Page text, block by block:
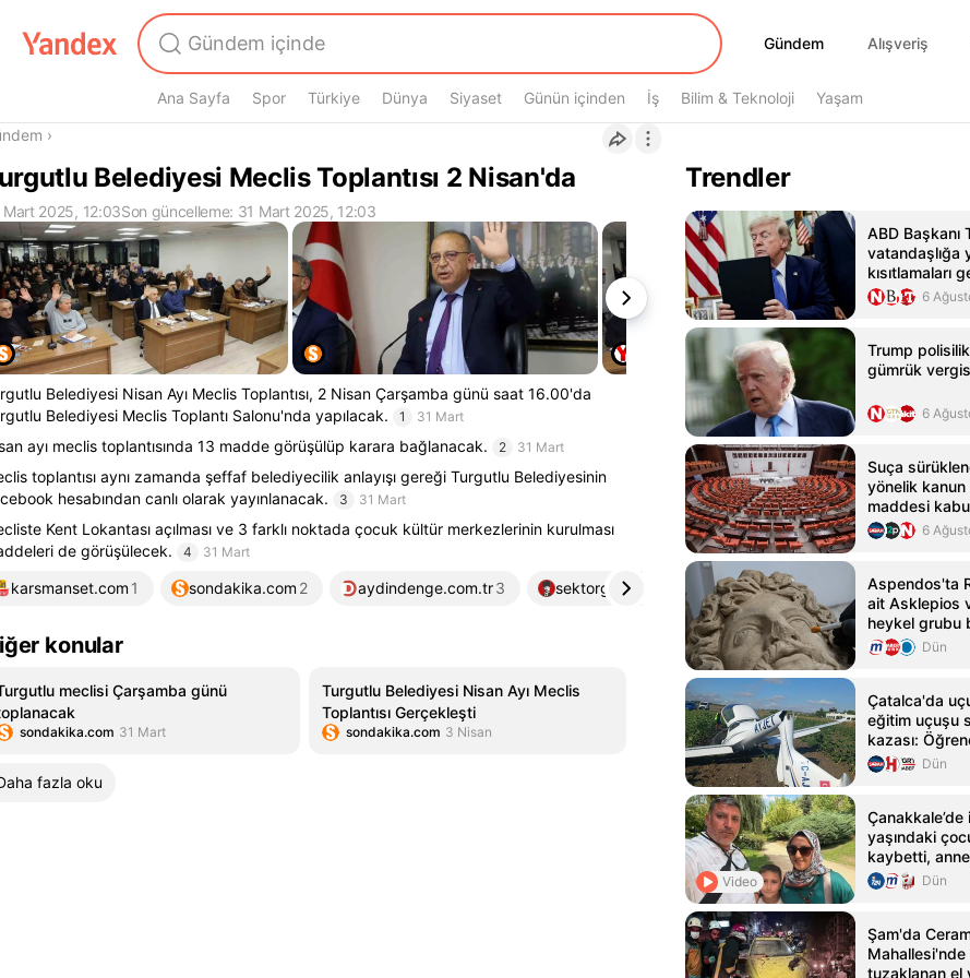
Gündem
Gündem Alışveriş
Ana Sayfa Spor Türkiye Dünya Siyaset Günün içinden İş Bilim & Teknoloji Yaşam
›
Belediyesi Meclis Toplantısı 2 Nisan'da
Mart 2025, 12:03Son güncelleme: 31 Mart 2025, 12:03
Belediyesi Nisan Ayı Meclis Toplantısı, 2 Nisan Çarşamba günü saat 16.00'da
Belediyesi Meclis Toplantı Salonu'nda yapılacak.
1 31 Mart
ayı meclis toplantısında 13 madde görüşülüp karara bağlanacak. 2 31 Mart
toplantısı aynı zamanda şeffaf belediyecilik anlayışı gereği Turgutlu Belediyesinin
hesabından canlı olarak yayınlanacak.
3 31 Mart
Kent Lokantası açılması ve 3 farklı noktada çocuk kültür merkezlerinin kurulması
de görüşülecek.
4 31 Mart
karsmanset.com 1 sondakika.com 2 aydindenge.com.tr3 sektorgazetesi.com.tr 4
konular
meclisi Çarşamba günü
sondakika.com 31 Mart
Turgutlu Belediyesi Nisan Ayı Meclis
Toplantısı Gerçekleşti
sondakika.com 3 Nisan
fazla oku
Trendler
ABD Başkanı
vatandaşlığa
kısıtlamaları
kararnameler
6
Trump
gümrük
6
Suça
yönelik
maddesi
6
Aspendos'ta
ait Asklepios
heykel grubu
Dün
Çatalca'da
eğitim uçuşu
kazası:
Dün
Video
Çanakkale’de
yaşındaki
kaybetti,
Dün
Şam'da
tuzaklanan el